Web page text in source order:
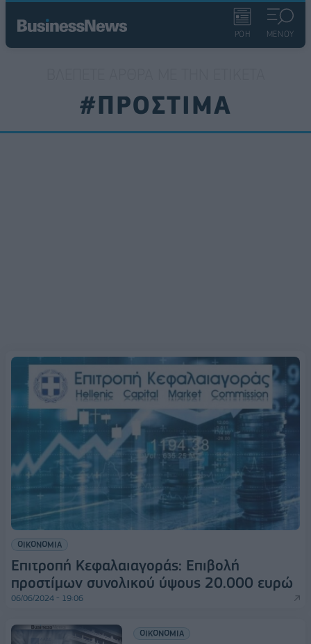
ΡΟΗ ΜΕΝΟΥ
#ΠΡΟΣΤΙΜΑ
ΟΙΚΟΝΟΜΙΑ
Επιτροπή Κεφαλαιαγοράς: Επιβολή
προστίμων συνολικού ύψους 20.000 ευρώ
06/06/2024 - 19:06
ΟΙΚΟΝΟΜΙΑ